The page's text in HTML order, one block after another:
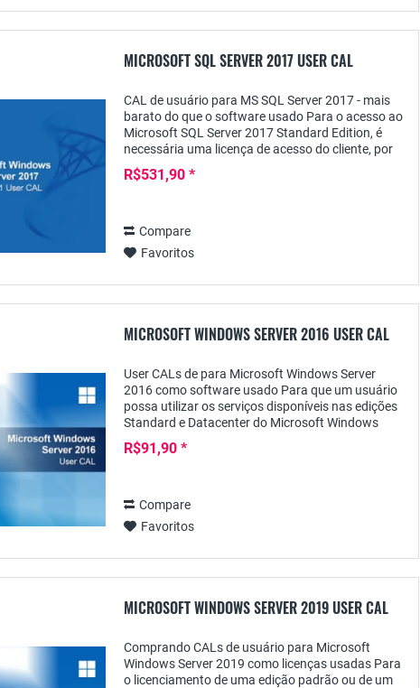
MICROSOFT SQL SERVER 2017 USER CAL
CAL de usuário para MS SQL Server 2017 - mais
barato do que o software usado Para o acesso ao
Microsoft SQL Server 2017 Standard Edition, é
necessária uma licença de acesso do cliente, por
exemplo, na forma de um CAL do usuário, além
da...
R$531,90 *
Compare
Favoritos
MICROSOFT WINDOWS SERVER 2016 USER CAL
User CALs de para Microsoft Windows Server
2016 como software usado Para que um usuário
possa utilizar os serviços disponíveis nas edições
Standard e Datacenter do Microsoft Windows
Server 2016, é necessária uma licença de acesso
do...
R$91,90 *
Compare
Favoritos
MICROSOFT WINDOWS SERVER 2019 USER CAL
Comprando CALs de usuário para Microsoft
Windows Server 2019 como licenças usadas Para
o licenciamento de uma edição padrão ou de um